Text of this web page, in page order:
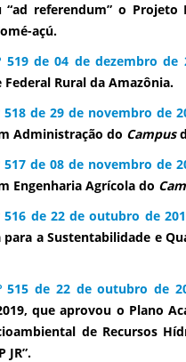
referendum” o Projeto
açú.
519 de 04 de dezembro de
Federal Rural da Amazônia.
518 de 29 de novembro de
Administração do Campus
517 de 08 de novembro de
Engenharia Agrícola do
516 de 22 de outubro de
para a Sustentabilidade e
515 de 22 de outubro de
que aprovou o Plano
de Recursos
JR”.